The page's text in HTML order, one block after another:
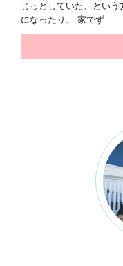
じっとしていた、とい
になったり、 家でず